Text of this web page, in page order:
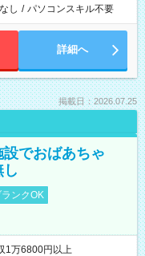
し / パソコンスキル不要
詳細へ
掲載日：2026.07.25
でおばあちゃ
ランクOK
万6800円以上